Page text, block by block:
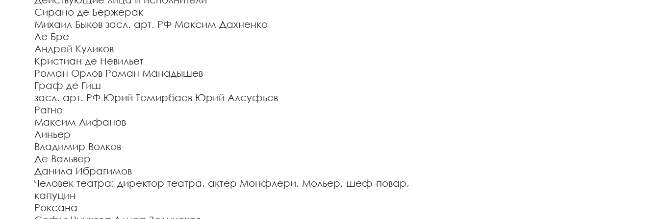
Сирано де Бержерак
Михаил Быков засл. арт. РФ Максим Дахненко
Ле Бре
Андрей Куликов
Кристиан де Невильет
Роман Орлов Роман Манадышев
Граф де Гиш
засл. арт. РФ Юрий Темирбаев Юрий Алсуфьев
Рагно
Максим Лифанов
Линьер
Владимир Волков
Де Вальвер
Данила Ибрагимов
Человек театра: директор театра, актер Монфлери, Мольер, шеф-повар,
капуцин
Роксана